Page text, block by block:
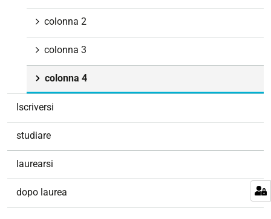
colonna 2
colonna 3
colonna 4
Iscriversi
studiare
laurearsi
dopo laurea